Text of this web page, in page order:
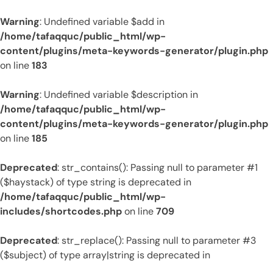
Warning: Undefined variable $add in
/home/tafaqquc/public_html/wp-
content/plugins/meta-keywords-generator/plugin.php
on line183
Warning: Undefined variable $description in
/home/tafaqquc/public_html/wp-
content/plugins/meta-keywords-generator/plugin.php
on line185
Deprecated: str_contains(): Passing null to parameter #1
($haystack) of type string is deprecated in
/home/tafaqquc/public_html/wp-
includes/shortcodes.phpon line709
Deprecated: str_replace(): Passing null to parameter #3
($subject) of type array|string is deprecated in